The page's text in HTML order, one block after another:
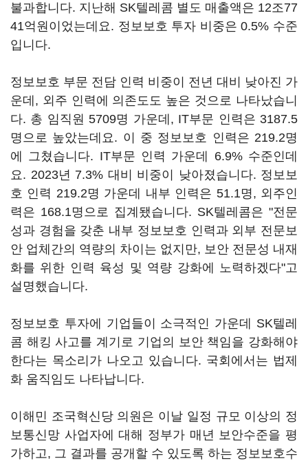
불과합니다. 지난해 SK텔레콤 별도 매출액은 12조77
41억원이었는데요. 정보보호 투자 비중은 0.5% 수준
입니다.
정보보호 부문 전담 인력 비중이 전년 대비 낮아진 가
운데, 외주 인력에 의존도도 높은 것으로 나타났습니
다. 총 임직원 5709명 가운데, IT부문 인력은 3187.5
명으로 높았는데요. 이 중 정보보호 인력은 219.2명
에 그쳤습니다. IT부문 인력 가운데 6.9% 수준인데
요. 2023년 7.3% 대비 비중이 낮아졌습니다. 정보보
호 인력 219.2명 가운데 내부 인력은 51.1명, 외주인
력은 168.1명으로 집계됐습니다. SK텔레콤은 "전문
성과 경험을 갖춘 내부 정보보호 인력과 외부 전문보
안 업체간의 역량의 차이는 없지만, 보안 전문성 내재
화를 위한 인력 육성 및 역량 강화에 노력하겠다"고
설명했습니다.
정보보호 투자에 기업들이 소극적인 가운데 SK텔레
콤 해킹 사고를 계기로 기업의 보안 책임을 강화해야
한다는 목소리가 나오고 있습니다. 국회에서는 법제
화 움직임도 나타납니다.
이해민 조국혁신당 의원은 이날 일정 규모 이상의 정
보통신망 사업자에 대해 정부가 매년 보안수준을 평
가하고, 그 결과를 공개할 수 있도록 하는 정보보호수